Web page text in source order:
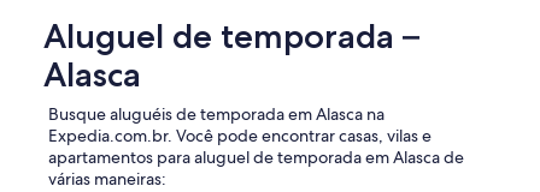
Aluguel de temporada –
Alasca
Busque aluguéis de temporada em Alasca na
Expedia.com.br. Você pode encontrar casas, vilas e
apartamentos para aluguel de temporada em Alasca de
várias maneiras: